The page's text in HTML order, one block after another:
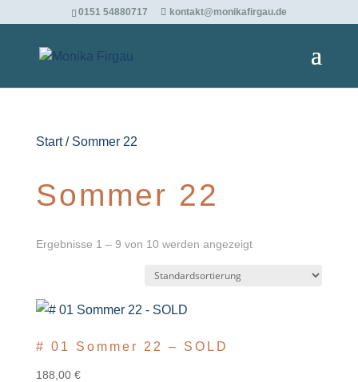
0151 54880717 kontakt@monikafirgau.de
Start/ Sommer 22
Sommer 22
Ergebnisse 1 – 9 von 10 werden angezeigt
# 01 Sommer 22 – SOLD
188,00 €